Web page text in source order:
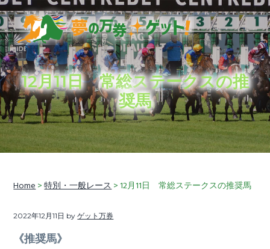
S
k
i
p
t
o
p
r
i
m
S
k
i
p
t
o
m
a
i
n
S
k
i
p
t
o
f
o
o
t
夢の万券ゲット！
穴
馬
券
予
想
に
加
え
て、
競
馬
ラ
イ
フ
情
け
し
12月11日 常総ステークスの推
奨馬
Home>特別・一般レース> 12月11日 常総ステークスの推奨馬
2022年12月11日 byゲット万券
《推奨馬》